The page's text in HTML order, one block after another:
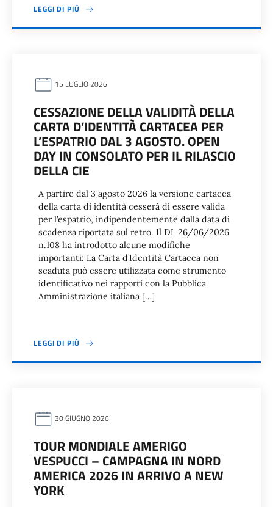
LEGGI DI PIÙ
15 LUGLIO 2026
CESSAZIONE DELLA VALIDITÀ DELLA
CARTA D’IDENTITÀ CARTACEA PER
L’ESPATRIO DAL 3 AGOSTO. OPEN
DAY IN CONSOLATO PER IL RILASCIO
DELLA CIE
A partire dal 3 agosto 2026 la versione cartacea
della carta di identità cesserà di essere valida
per l’espatrio, indipendentemente dalla data di
scadenza riportata sul retro. Il DL 26/06/2026
n.108 ha introdotto alcune modifiche
importanti: La Carta d’Identità Cartacea non
scaduta può essere utilizzata come strumento
identificativo nei rapporti con la Pubblica
Amministrazione italiana […]
LEGGI DI PIÙ
30 GIUGNO 2026
TOUR MONDIALE AMERIGO
VESPUCCI – CAMPAGNA IN NORD
AMERICA 2026 IN ARRIVO A NEW
YORK